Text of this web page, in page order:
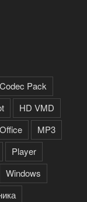
Codec Pack
HD VMD
MP3
Player
Windows